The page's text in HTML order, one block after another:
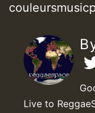
Live to